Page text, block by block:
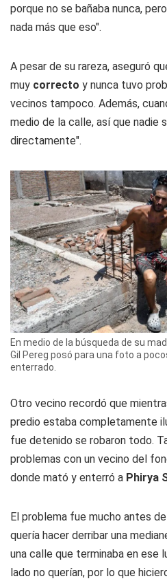
porque no se bañaba nunca,
nada más que eso".
A pesar de su rareza, aseguró
muy correcto y nunca tuvo
vecinos tampoco. Además,
medio de la calle, así que nadie
directamente".
En medio de la búsqueda de su
Gil Pereg posó para una foto a
enterrado.
Otro vecino recordó que
predio estaba completamente
fue detenido se robaron todo.
problemas con un vecino del
donde mató y enterró a Phirya
El problema fue mucho antes
quería hacer derribar una
una calle que terminaba en ese
lado no querían, por lo que